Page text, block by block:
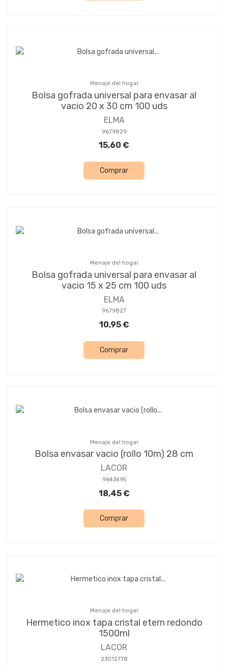
Menaje del hogar
Bolsa gofrada universal para envasar al
vacio 20 x 30 cm 100 uds
ELMA
9679829
15,60 €
Comprar
Menaje del hogar
Bolsa gofrada universal para envasar al
vacio 15 x 25 cm 100 uds
ELMA
9679827
10,95 €
Comprar
Menaje del hogar
Bolsa envasar vacio (rollo 10m) 28 cm
LACOR
9643495
18,45 €
Comprar
Menaje del hogar
Hermetico inox tapa cristal etern redondo
1500ml
LACOR
23012778